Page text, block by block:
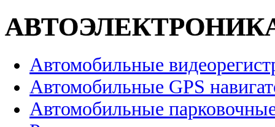
Автомобильные
Автомобильные GPS
Автомобильные